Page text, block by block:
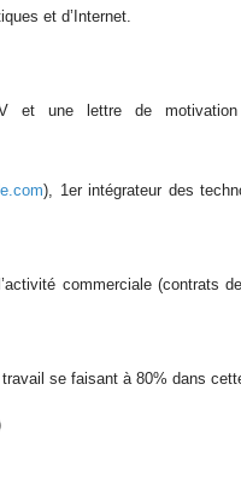
et d’Internet.
et une lettre de
), 1er intégrateur des
commerciale (contrats
se faisant à 80% dans